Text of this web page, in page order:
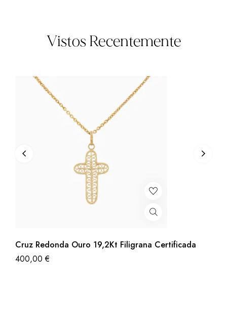
Vistos Recentemente
Cruz Redonda Ouro 19,2Kt Filigrana Certificada
400,00€